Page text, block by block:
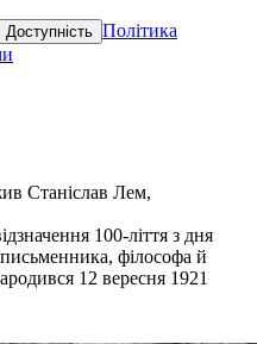
Доступність Політика
Станіслав Лем,
100-ліття з дня
філософа й
12 вересня 1921